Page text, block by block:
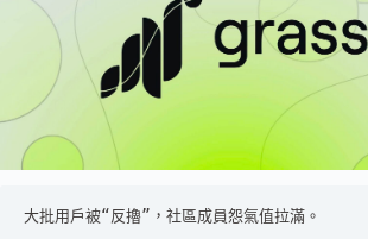
大批用戶被“反擼”，社區成員怨氣值拉滿。